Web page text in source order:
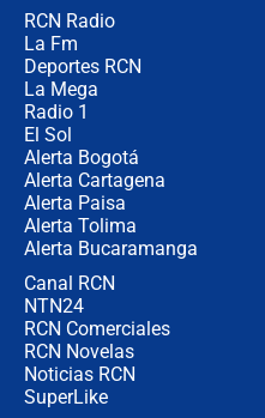
RCN Radio
La Fm
Deportes RCN
La Mega
Radio 1
El Sol
Alerta Bogotá
Alerta Cartagena
Alerta Paisa
Alerta Tolima
Alerta Bucaramanga
Canal RCN
NTN24
RCN Comerciales
RCN Novelas
Noticias RCN
SuperLike